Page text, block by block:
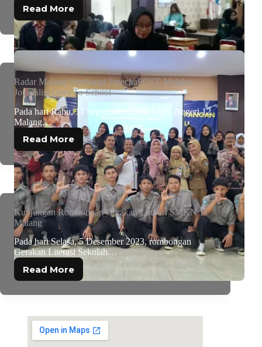
Read More
Radar Malang Sambangi SmechaPOST Melalui
Journalist Goes To School
Pada hari Rabu, 11 September 2024, SMK Negeri 12
Malang…
Read More
Kunjungan Rombongan Gerakan Literasi SMKN 11
Malang
Pada hari Selasa, 5 Desember 2023, rombongan
Gerakan Literasi Sekolah…
Read More